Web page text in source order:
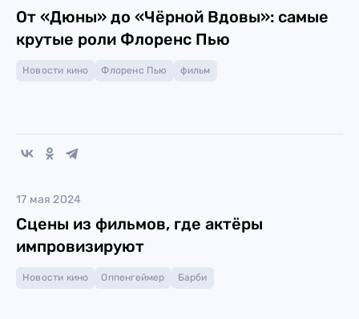
От «Дюны» до «Чёрной Вдовы»: самые
крутые роли Флоренс Пью
Новости кино Флоренс Пью фильм
17 мая 2024
Сцены из фильмов, где актёры
импровизируют
Новости кино Оппенгеймер Барби